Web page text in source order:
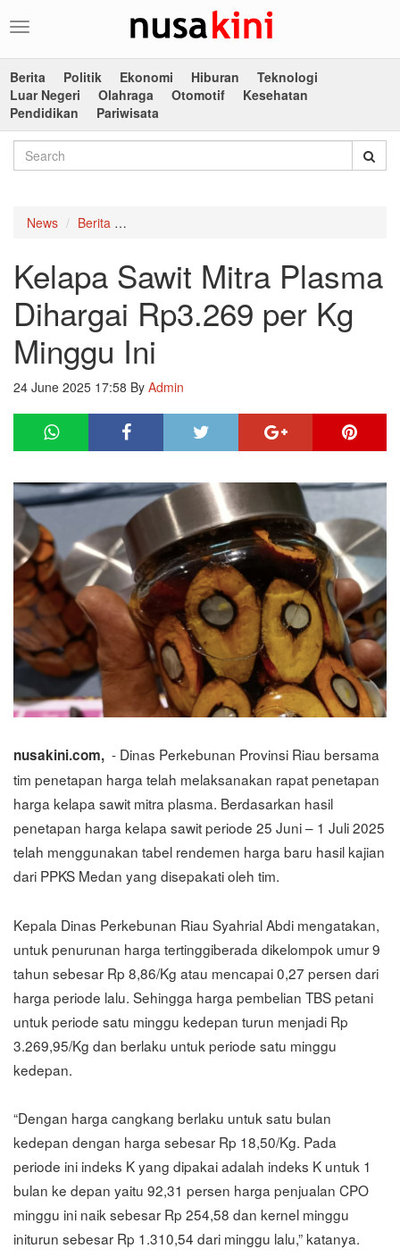
Toggle
Berita
Politik Ekonomi Hiburan
Teknologi
Luar Negeri
Olahraga Otomotif
Kesehatan
Pendidikan
Pariwisata
News Berita
Kelapa Sawit Mitra Plasma
Dihargai Rp3.269 per Kg
Minggu Ini
24 June 2025 17:58 By Admin
nusakini.com, - Dinas Perkebunan Provinsi Riau bersama
tim penetapan harga telah melaksanakan rapat penetapan
harga kelapa sawit mitra plasma. Berdasarkan hasil
penetapan harga kelapa sawit periode 25 Juni – 1 Juli 2025
telah menggunakan tabel rendemen harga baru hasil kajian
dari PPKS Medan yang disepakati oleh tim.
Kepala Dinas Perkebunan Riau Syahrial Abdi mengatakan,
untuk penurunan harga tertinggiberada dikelompok umur 9
tahun sebesar Rp 8,86/Kg atau mencapai 0,27 persen dari
harga periode lalu. Sehingga harga pembelian TBS petani
untuk periode satu minggu kedepan turun menjadi Rp
3.269,95/Kg dan berlaku untuk periode satu minggu
kedepan.
“Dengan harga cangkang berlaku untuk satu bulan
kedepan dengan harga sebesar Rp 18,50/Kg. Pada
periode ini indeks K yang dipakai adalah indeks K untuk 1
bulan ke depan yaitu 92,31 persen harga penjualan CPO
minggu ini naik sebesar Rp 254,58 dan kernel minggu
initurun sebesar Rp 1.310,54 dari minggu lalu,” katanya.